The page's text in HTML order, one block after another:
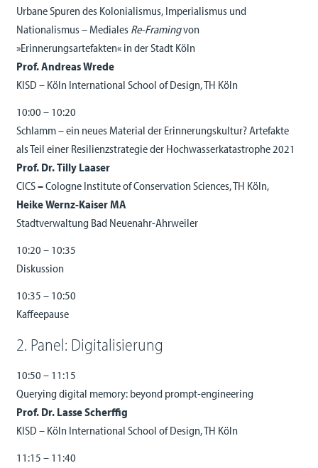
Urbane Spuren des Kolonialismus, Imperialismus und
Nationalismus – Mediales Re-Framingvon
»Erinnerungsartefakten« in der Stadt Köln
Prof. Andreas Wrede
KISD – Köln International School of Design, TH Köln
10:00 – 10:20
Schlamm – ein neues Material der Erinnerungskultur? Artefakte
als Teil einer Resilienzstrategie der Hochwasserkatastrophe 2021
Prof. Dr. Tilly Laaser
CICS–Cologne Institute of Conservation Sciences, TH Köln,
Heike Wernz-Kaiser MA
Stadtverwaltung Bad Neuenahr-Ahrweiler
10:20 – 10:35
Diskussion
10:35 – 10:50
Kaffeepause
2. Panel: Digitalisierung
10:50 – 11:15
Querying digital memory: beyond prompt-engineering
Prof. Dr. Lasse Scherffig
KISD – Köln International School of Design, TH Köln
11:15 – 11:40